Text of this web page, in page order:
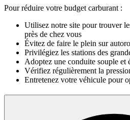
Pour réduire votre budget carburant :
Utilisez notre site pour trouver
près de chez vous
Évitez de faire le plein sur
Privilégiez les stations des
Adoptez une conduite souple et
Vérifiez régulièrement la
Entretenez votre véhicule pour